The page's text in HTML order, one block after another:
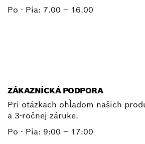
Po - Pia: 7.00 – 16.00
ZÁKAZNÍCKÁ PODPORA
Pri otázkach ohľadom našich
a 3-ročnej záruke.
Po - Pia: 9:00 – 17:00